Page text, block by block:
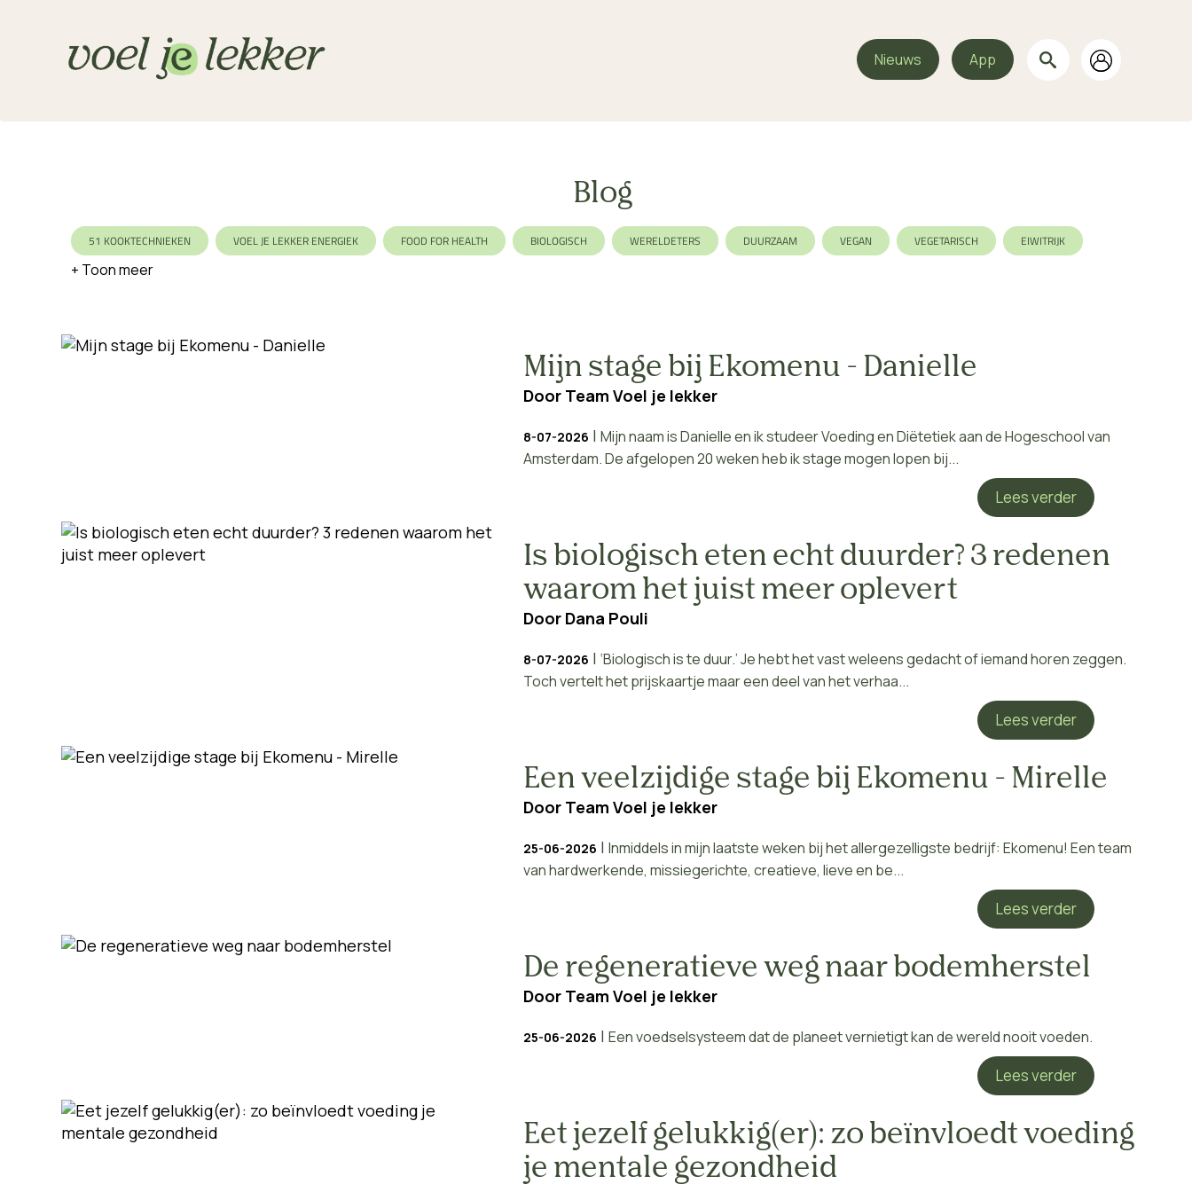
Nieuws App
Blog
51 KOOKTECHNIEKEN VOEL JE LEKKER ENERGIEK FOOD FOR HEALTH BIOLOGISCH WERELDETERS DUURZAAM VEGAN VEGETARISCH
EIWITRIJK
VARIATIE
Mijn stage bij Ekomenu - Danielle
Door Team Voel je lekker
8-07-2026 | Mijn naam is Danielle en ik studeer Voeding en Diëtetiek aan de Hogeschool van
Amsterdam. De afgelopen 20 weken heb ik stage mogen lopen bij...
Lees verder
Is biologisch eten echt duurder? 3 redenen
waarom het juist meer oplevert
Door Dana Pouli
8-07-2026 | ‘Biologisch is te duur.’ Je hebt het vast weleens gedacht of iemand horen zeggen.
Toch vertelt het prijskaartje maar een deel van het verhaa...
Lees verder
Een veelzijdige stage bij Ekomenu - Mirelle
Door Team Voel je lekker
25-06-2026 | Inmiddels in mijn laatste weken bij het allergezelligste bedrijf: Ekomenu! Een team
van hardwerkende, missiegerichte, creatieve, lieve en be...
Lees verder
De regeneratieve weg naar bodemherstel
Door Team Voel je lekker
25-06-2026 | Een voedselsysteem dat de planeet vernietigt kan de wereld nooit voeden.
Lees verder
Eet jezelf gelukkig(er): zo beïnvloedt voeding
je mentale gezondheid